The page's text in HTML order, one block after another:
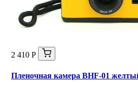
2 410 Р
Пленочная камера BHF-01